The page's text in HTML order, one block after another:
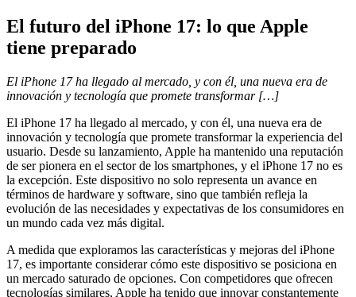
El futuro del iPhone 17: lo que Apple
tiene preparado
El iPhone 17 ha llegado al mercado, y con él, una nueva era de
innovación y tecnología que promete transformar […]
El iPhone 17 ha llegado al mercado, y con él, una nueva era de
innovación y tecnología que promete transformar la experiencia del
usuario. Desde su lanzamiento, Apple ha mantenido una reputación
de ser pionera en el sector de los smartphones, y el iPhone 17 no es
la excepción. Este dispositivo no solo representa un avance en
términos de hardware y software, sino que también refleja la
evolución de las necesidades y expectativas de los consumidores en
un mundo cada vez más digital.
A medida que exploramos las características y mejoras del iPhone
17, es importante considerar cómo este dispositivo se posiciona en
un mercado saturado de opciones. Con competidores que ofrecen
tecnologías similares, Apple ha tenido que innovar constantemente